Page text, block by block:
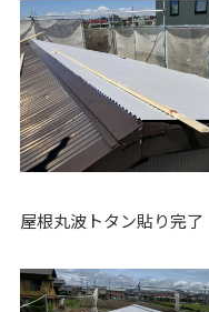
屋根丸波トタン貼り完了